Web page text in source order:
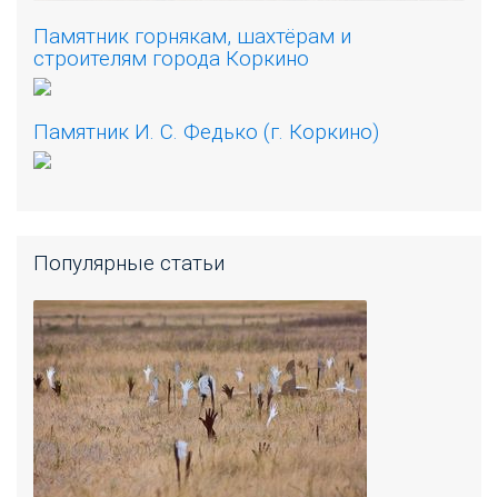
Памятник горнякам, шахтёрам и
строителям города Коркино
Памятник И. С. Федько (г. Коркино)
Популярные статьи